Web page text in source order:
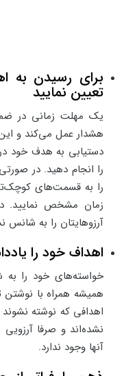
برای رسیدن به
تعیین نمایید
یک مهلت زمانی در
هشدار عمل می‌کند و
دستیابی به هدف خود
را انجام دهید. در
را به قسمت‌های
زمان مشخص نمایید.
آرزوهایتان را به شانس
اهداف خود را
خواسته‌های خود را
همیشه همراه با نوشتن
اهدافی که نوشته
نشده‌اند و صرفا
آنها وجود ندارد.